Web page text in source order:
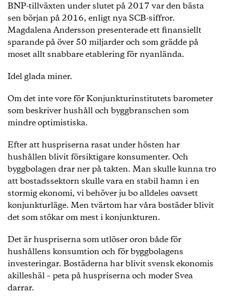
BNP-tillväxten under slutet på 2017 var den bästa
sen början på 2016, enligt nya SCB-siffror.
Magdalena Andersson presenterade ett finansiellt
sparande på över 50 miljarder och som grädde på
moset allt snabbare etablering för nyanlända.
Idel glada miner.
Om det inte vore för Konjunkturinstitutets barometer
som beskriver hushåll och byggbranschen som
mindre optimistiska.
Efter att huspriserna rasat under hösten har
hushållen blivit försiktigare konsumenter. Och
byggbolagen drar ner på takten. Man skulle kunna tro
att bostadssektorn skulle vara en stabil hamn i en
stormig ekonomi, vi behöver ju bo alldeles oavsett
konjunkturläge. Men tvärtom har våra bostäder blivit
det som stökar om mest i konjunkturen.
Det är huspriserna som utlöser oron både för
hushållens konsumtion och för byggbolagens
investeringar. Bostäderna har blivit svensk ekonomis
akilleshäl – peta på huspriserna och moder Svea
darrar.